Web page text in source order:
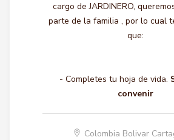
cargo de JARDINERO,
parte de la familia , por lo cual
que:
- Completes tu hoja de vida.
convenir
Colombia Bolivar